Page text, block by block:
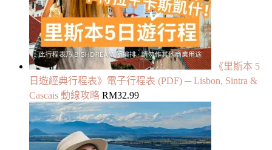
《里斯本 5
日遊經典行程表》電子行程表 (PDF) ─ Lisbon, Sintra &
Cascais 動線攻略 RM32.99